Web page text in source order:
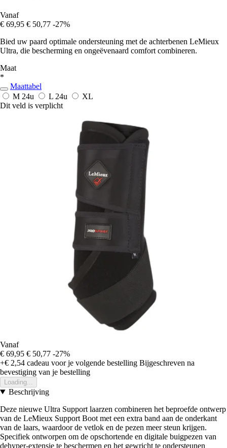
Vanaf
€ 69,95 € 50,77 -27%
Bied uw paard optimale ondersteuning met de achterbenen LeMieux
Ultra, die bescherming en ongeëvenaard comfort combineren.
Maat
*
Maattabel
M 24u L 24u
XL
Dit veld is verplicht
Vanaf
€ 69,95 € 50,77 -27%
+€ 2,54 cadeau voor je volgende bestelling Bijgeschreven na
bevestiging van je bestelling
Loading...
Beschrijving
Deze nieuwe Ultra Support laarzen combineren het beproefde ontwerp
van de LeMieux Support Boot met een extra band aan de onderkant
van de laars, waardoor de vetlok en de pezen meer steun krijgen.
Specifiek ontworpen om de opschortende en digitale buigpezen van
dehyper-extensie te beschermen en het gewricht te ondersteunen